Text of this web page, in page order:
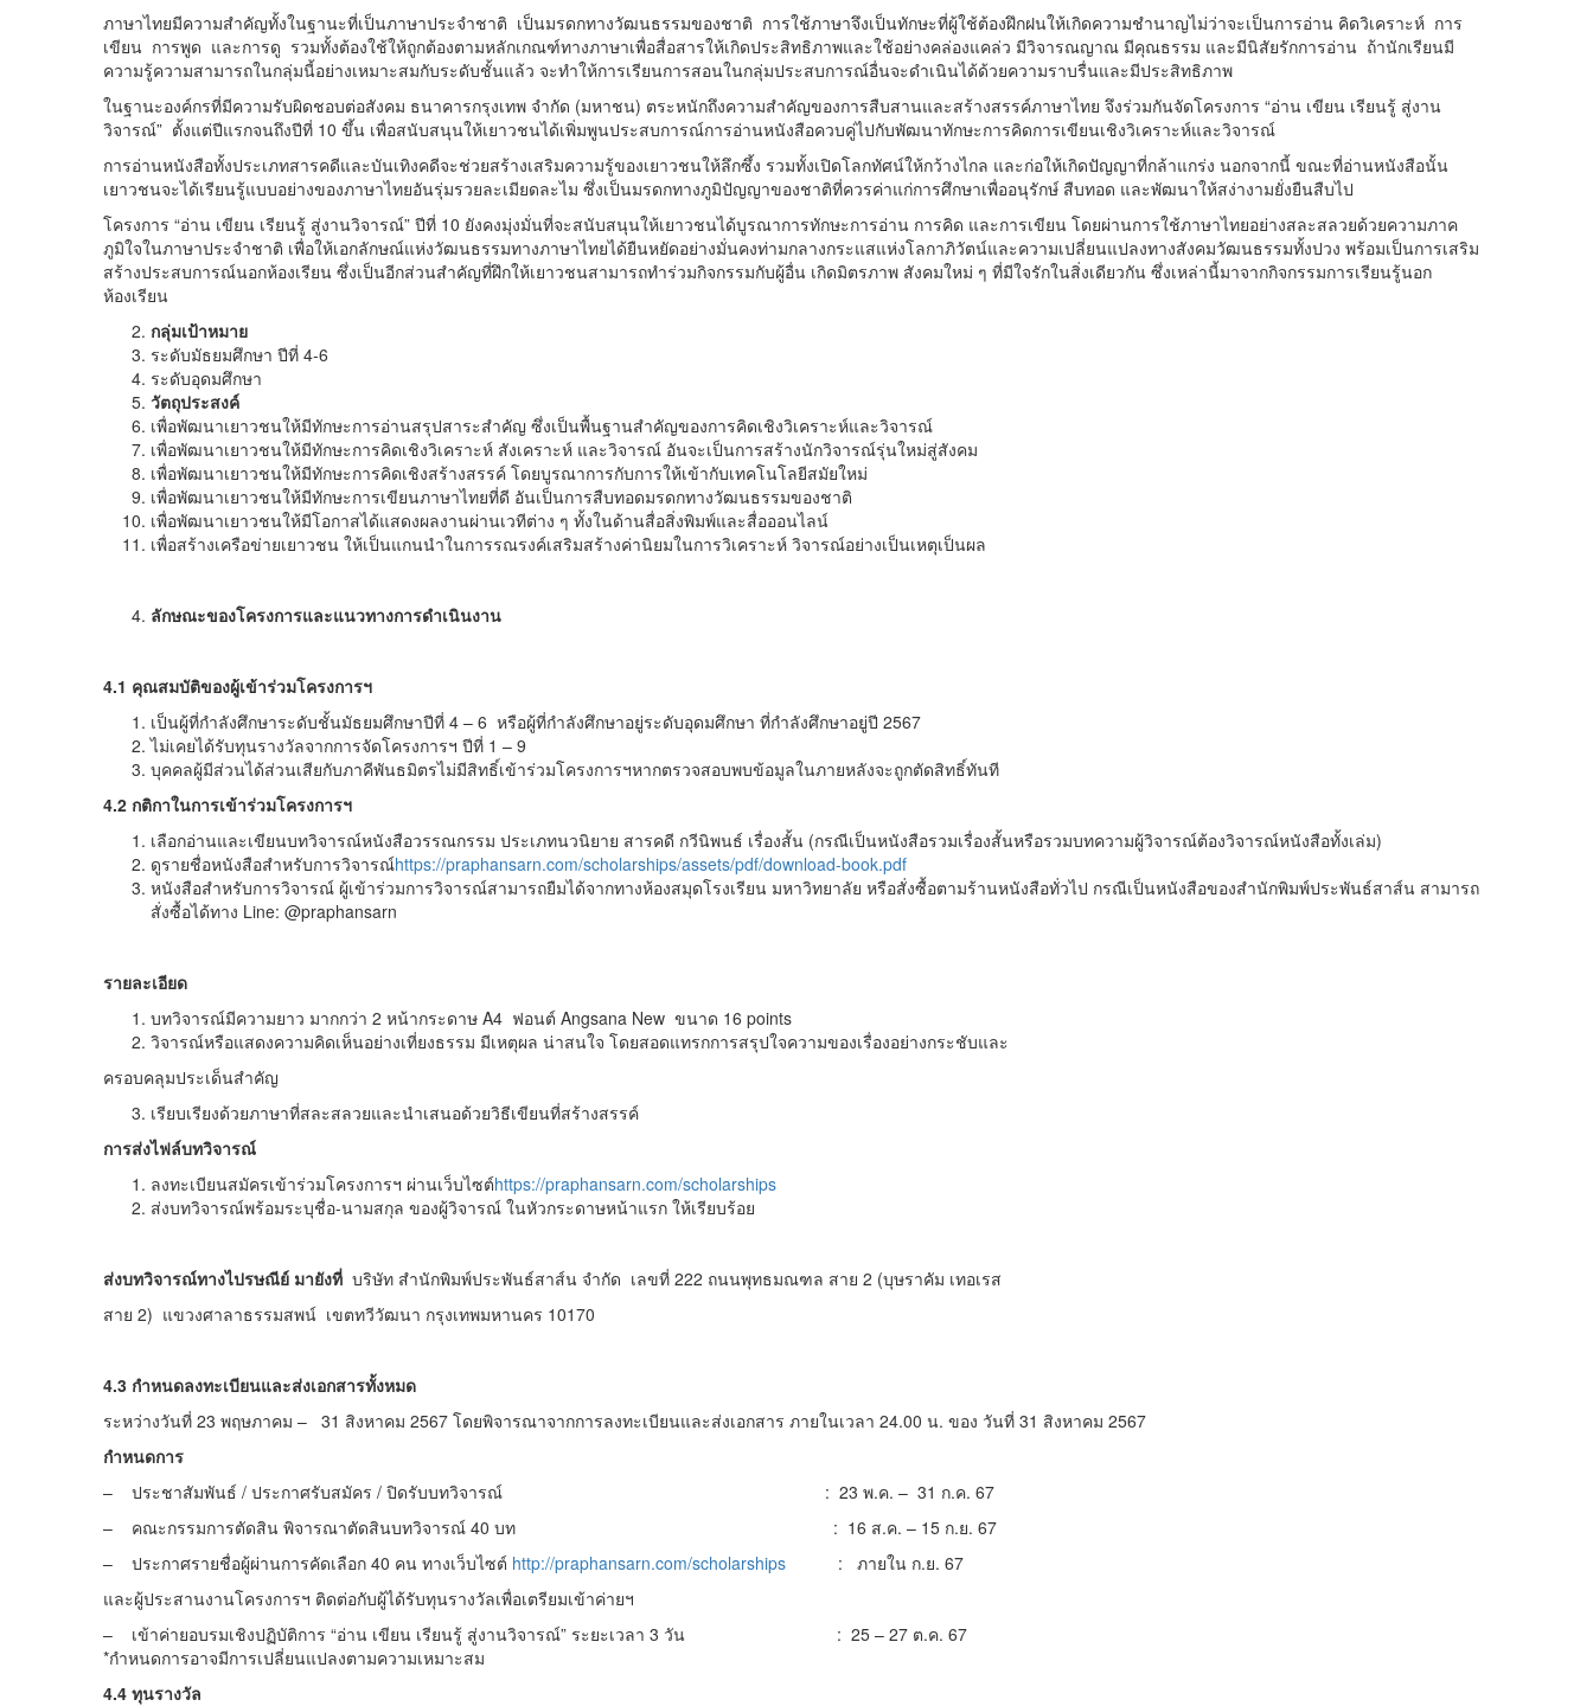
ภาษาไทยมีความสำคัญทั้งในฐานะที่เป็นภาษาประจำชาติ เป็นมรดกทางวัฒนธรรมของชาติ การใช้ภาษาจึงเป็นทักษะที่ผู้ใช้ต้องฝึกฝนให้เกิดความชำนาญไม่ว่าจะเป็นการอ่าน คิดวิเคราะห์ การ
เขียน การพูด และการดู รวมทั้งต้องใช้ให้ถูกต้องตามหลักเกณฑ์ทางภาษาเพื่อสื่อสารให้เกิดประสิทธิภาพและใช้อย่างคล่องแคล่ว มีวิจารณญาณ มีคุณธรรม และมีนิสัยรักการอ่าน ถ้านักเรียนมี
ความรู้ความสามารถในกลุ่มนี้อย่างเหมาะสมกับระดับชั้นแล้ว จะทำให้การเรียนการสอนในกลุ่มประสบการณ์อื่นจะดำเนินได้ด้วยความราบรื่นและมีประสิทธิภาพ
ในฐานะองค์กรที่มีความรับผิดชอบต่อสังคม ธนาคารกรุงเทพ จำกัด (มหาชน) ตระหนักถึงความสำคัญของการสืบสานและสร้างสรรค์ภาษาไทย จึงร่วมกันจัดโครงการ “อ่าน เขียน เรียนรู้ สู่งาน
วิจารณ์” ตั้งแต่ปีแรกจนถึงปีที่ 10 ขึ้น เพื่อสนับสนุนให้เยาวชนได้เพิ่มพูนประสบการณ์การอ่านหนังสือควบคู่ไปกับพัฒนาทักษะการคิดการเขียนเชิงวิเคราะห์และวิจารณ์
การอ่านหนังสือทั้งประเภทสารคดีและบันเทิงคดีจะช่วยสร้างเสริมความรู้ของเยาวชนให้ลึกซึ้ง รวมทั้งเปิดโลกทัศน์ให้กว้างไกล และก่อให้เกิดปัญญาที่กล้าแกร่ง นอกจากนี้ ขณะที่อ่านหนังสือนั้น
เยาวชนจะได้เรียนรู้แบบอย่างของภาษาไทยอันรุ่มรวยละเมียดละไม ซึ่งเป็นมรดกทางภูมิปัญญาของชาติที่ควรค่าแก่การศึกษาเพื่ออนุรักษ์ สืบทอด และพัฒนาให้สง่างามยั่งยืนสืบไป
โครงการ “อ่าน เขียน เรียนรู้ สู่งานวิจารณ์” ปีที่ 10 ยังคงมุ่งมั่นที่จะสนับสนุนให้เยาวชนได้บูรณาการทักษะการอ่าน การคิด และการเขียน โดยผ่านการใช้ภาษาไทยอย่างสละสลวยด้วยความภาค
ภูมิใจในภาษาประจำชาติ เพื่อให้เอกลักษณ์แห่งวัฒนธรรมทางภาษาไทยได้ยืนหยัดอย่างมั่นคงท่ามกลางกระแสแห่งโลกาภิวัตน์และความเปลี่ยนแปลงทางสังคมวัฒนธรรมทั้งปวง พร้อมเป็นการเสริม
สร้างประสบการณ์นอกห้องเรียน ซึ่งเป็นอีกส่วนสำคัญที่ฝึกให้เยาวชนสามารถทำร่วมกิจกรรมกับผู้อื่น เกิดมิตรภาพ สังคมใหม่ ๆ ที่มีใจรักในสิ่งเดียวกัน ซึ่งเหล่านี้มาจากกิจกรรมการเรียนรู้นอก
ห้องเรียน
กลุ่มเป้าหมาย
ระดับมัธยมศึกษา ปีที่ 4-6
ระดับอุดมศึกษา
วัตถุประสงค์
เพื่อพัฒนาเยาวชนให้มีทักษะการอ่านสรุปสาระสำคัญ ซึ่งเป็นพื้นฐานสำคัญของการคิดเชิงวิเคราะห์และวิจารณ์
เพื่อพัฒนาเยาวชนให้มีทักษะการคิดเชิงวิเคราะห์ สังเคราะห์ และวิจารณ์ อันจะเป็นการสร้างนักวิจารณ์รุ่นใหม่สู่สังคม
เพื่อพัฒนาเยาวชนให้มีทักษะการคิดเชิงสร้างสรรค์ โดยบูรณาการกับการให้เข้ากับเทคโนโลยีสมัยใหม่
เพื่อพัฒนาเยาวชนให้มีทักษะการเขียนภาษาไทยที่ดี อันเป็นการสืบทอดมรดกทางวัฒนธรรมของชาติ
เพื่อพัฒนาเยาวชนให้มีโอกาสได้แสดงผลงานผ่านเวทีต่าง ๆ ทั้งในด้านสื่อสิ่งพิมพ์และสื่อออนไลน์
เพื่อสร้างเครือข่ายเยาวชน ให้เป็นแกนนำในการรณรงค์เสริมสร้างค่านิยมในการวิเคราะห์ วิจารณ์อย่างเป็นเหตุเป็นผล
ลักษณะของโครงการและแนวทางการดำเนินงาน
4.1 คุณสมบัติของผู้เข้าร่วมโครงการฯ
เป็นผู้ที่กำลังศึกษาระดับชั้นมัธยมศึกษาปีที่ 4 – 6 หรือผู้ที่กำลังศึกษาอยู่ระดับอุดมศึกษา ที่กำลังศึกษาอยู่ปี 2567
ไม่เคยได้รับทุนรางวัลจากการจัดโครงการฯ ปีที่ 1 – 9
บุคคลผู้มีส่วนได้ส่วนเสียกับภาคีพันธมิตรไม่มีสิทธิ์เข้าร่วมโครงการฯหากตรวจสอบพบข้อมูลในภายหลังจะถูกตัดสิทธิ์ทันที
4.2 กติกาในการเข้าร่วมโครงการฯ
เลือกอ่านและเขียนบทวิจารณ์หนังสือวรรณกรรม ประเภทนวนิยาย สารคดี กวีนิพนธ์ เรื่องสั้น (กรณีเป็นหนังสือรวมเรื่องสั้นหรือรวมบทความผู้วิจารณ์ต้องวิจารณ์หนังสือทั้งเล่ม)
ดูรายชื่อหนังสือสำหรับการวิจารณ์https://praphansarn.com/scholarships/assets/pdf/download-book.pdf
หนังสือสำหรับการวิจารณ์ ผู้เข้าร่วมการวิจารณ์สามารถยืมได้จากทางห้องสมุดโรงเรียน มหาวิทยาลัย หรือสั่งซื้อตามร้านหนังสือทั่วไป กรณีเป็นหนังสือของสำนักพิมพ์ประพันธ์สาส์น สามารถ
สั่งซื้อได้ทาง Line: @praphansarn
รายละเอียด
บทวิจารณ์มีความยาว มากกว่า 2 หน้ากระดาษ A4 ฟอนต์ Angsana New ขนาด 16 points
วิจารณ์หรือแสดงความคิดเห็นอย่างเที่ยงธรรม มีเหตุผล น่าสนใจ โดยสอดแทรกการสรุปใจความของเรื่องอย่างกระชับและ
ครอบคลุมประเด็นสำคัญ
เรียบเรียงด้วยภาษาที่สละสลวยและนำเสนอด้วยวิธีเขียนที่สร้างสรรค์
การส่งไฟล์บทวิจารณ์
ลงทะเบียนสมัครเข้าร่วมโครงการฯ ผ่านเว็บไซต์https://praphansarn.com/scholarships
ส่งบทวิจารณ์พร้อมระบุชื่อ-นามสกุล ของผู้วิจารณ์ ในหัวกระดาษหน้าแรก ให้เรียบร้อย
ส่งบทวิจารณ์ทางไปรษณีย์ มายังที่ บริษัท สำนักพิมพ์ประพันธ์สาส์น จำกัด เลขที่ 222 ถนนพุทธมณฑล สาย 2 (บุษราคัม เทอเรส
สาย 2) แขวงศาลาธรรมสพน์ เขตทวีวัฒนา กรุงเทพมหานคร 10170
4.3 กำหนดลงทะเบียนและส่งเอกสารทั้งหมด
ระหว่างวันที่ 23 พฤษภาคม – 31 สิงหาคม 2567 โดยพิจารณาจากการลงทะเบียนและส่งเอกสาร ภายในเวลา 24.00 น. ของ วันที่ 31 สิงหาคม 2567
กำหนดการ
– ประชาสัมพันธ์ / ประกาศรับสมัคร / ปิดรับบทวิจารณ์ : 23 พ.ค. – 31 ก.ค. 67
– คณะกรรมการตัดสิน พิจารณาตัดสินบทวิจารณ์ 40 บท : 16 ส.ค. – 15 ก.ย. 67
– ประกาศรายชื่อผู้ผ่านการคัดเลือก 40 คน ทางเว็บไซต์ http://praphansarn.com/scholarships : ภายใน ก.ย. 67
และผู้ประสานงานโครงการฯ ติดต่อกับผู้ได้รับทุนรางวัลเพื่อเตรียมเข้าค่ายฯ
– เข้าค่ายอบรมเชิงปฏิบัติการ “อ่าน เขียน เรียนรู้ สู่งานวิจารณ์” ระยะเวลา 3 วัน : 25 – 27 ต.ค. 67
*กำหนดการอาจมีการเปลี่ยนแปลงตามความเหมาะสม
4.4 ทุนรางวัล